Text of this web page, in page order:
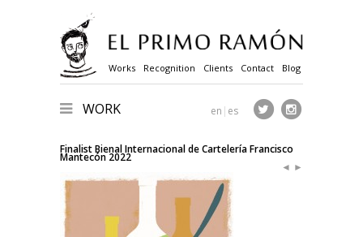
Works Recognition Clients Contact Blog
WORK en | es
Finalist Bienal Internacional de Cartelería Francisco
Mantecón 2022
◄ ►